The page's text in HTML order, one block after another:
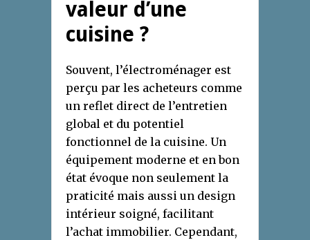
valeur d’une
cuisine ?
Souvent, l’électroménager est
perçu par les acheteurs comme
un reflet direct de l’entretien
global et du potentiel
fonctionnel de la cuisine. Un
équipement moderne et en bon
état évoque non seulement la
praticité mais aussi un design
intérieur soigné, facilitant
l’achat immobilier. Cependant,